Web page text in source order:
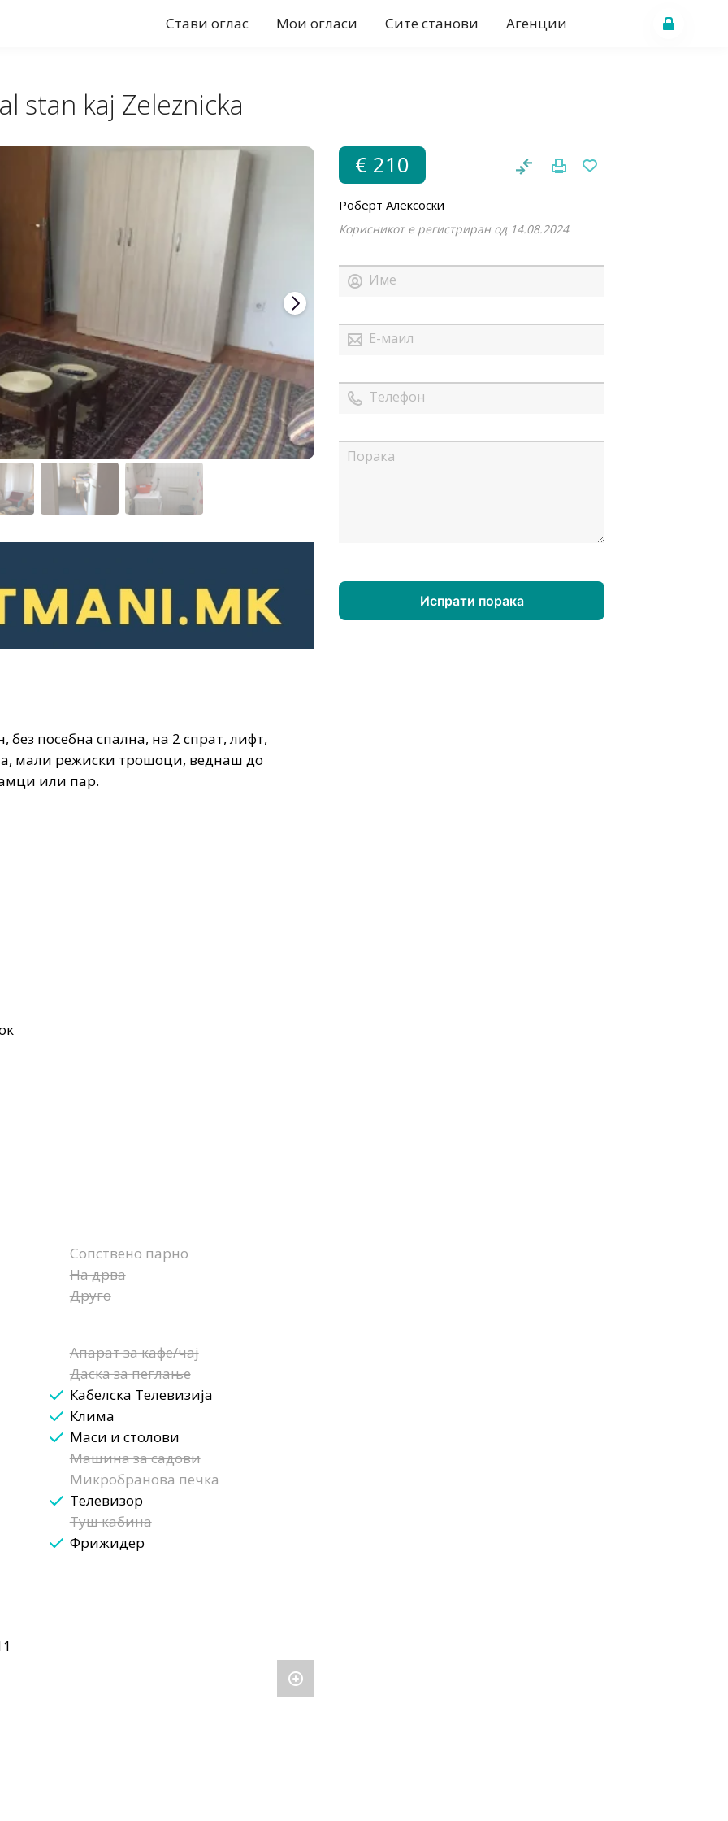
Стави оглас Мои огласи Сите станови Агенции
stan kaj Zeleznicka
посебна спална, на 2 спрат, лифт,
мали режиски трошоци, веднаш до
или пар.
Сопствено парно
На дрва
Друго
Апарат за кафе/чај
Даска за пеглање
Кабелска Телевизија
Клима
Маси и столови
Машина за садови
Микробранова печка
Телевизор
Туш кабина
Фрижидер
€ 210
Роберт Алексоски
Корисникот е регистриран од 14.08.2024